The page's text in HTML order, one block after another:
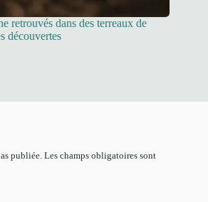
retrouvés dans des terreaux de
découvertes
publiée. Les champs obligatoires sont